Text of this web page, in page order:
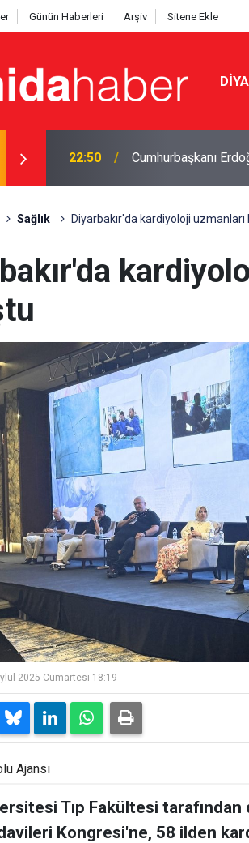
Günün Haberleri Arşiv Sitene Ekle
21:47 MGK’den çözüm
Sağlık Diyarbakır'da kardiyoloji uzmanları
2025 Cumartesi 18:19
Ajansı
Tıp Fakültesi
Kongresi'ne, 58 ilden